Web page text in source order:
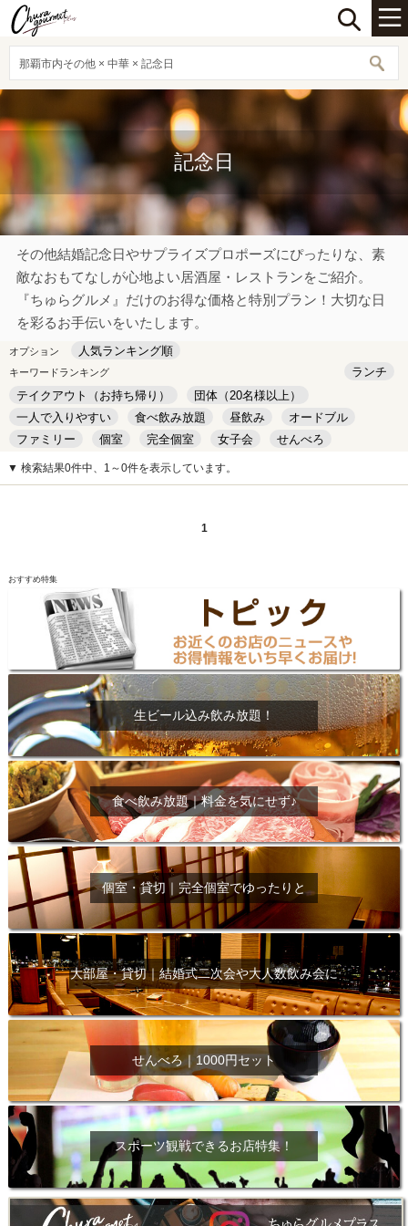
那覇市内その他 × 中華 × 記念日
記念日
その他結婚記念日やサプライズプロポーズにぴったりな、素
敵なおもてなしが心地よい居酒屋・レストランをご紹介。
『ちゅらグルメ』だけのお得な価格と特別プラン！大切な日
を彩るお手伝いをいたします。
オプション 人気ランキング順
キーワードランキング
ランチ
テイクアウト（お持ち帰り）
団体（20名様以上）
一人で入りやすい
食べ飲み放題 昼飲み
オードブル
ファミリー
個室 完全個室 女子会
せんべろ
キッズルーム
安い デート
▼ 検索結果0件中、1～0件を表示しています。
1
おすすめ特集
生ビール込み飲み放題！
食べ飲み放題｜料金を気にせず♪
個室・貸切｜完全個室でゆったりと
大部屋・貸切｜結婚式二次会や大人数飲み会に
せんべろ｜1000円セット
スポーツ観戦できるお店特集！